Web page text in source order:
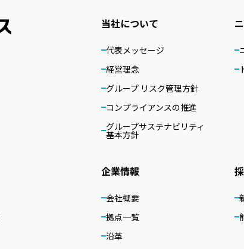
当社について
代表メッセージ
経営理念
グループ リスク管理方針
コンプライアンスの推進
グループサステナビリティ
基本方針
企業情報
会社概要
拠点一覧
沿革